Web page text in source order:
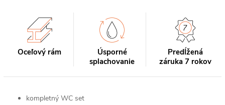
Oceľový rám
Úsporné
splachovanie
Predĺžená
záruka 7 rokov
kompletný WC set